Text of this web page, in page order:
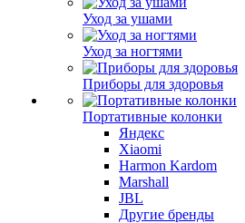
Уход за ушами
Уход за ногтями
Приборы для здоровья
Портативные колонки
Яндекс
Xiaomi
Harmon Kardom
Marshall
JBL
Другие бренды